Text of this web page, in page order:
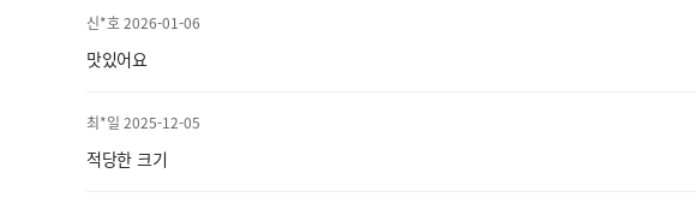
신*호 2026-01-06
맛있어요
최*일 2025-12-05
적당한 크기